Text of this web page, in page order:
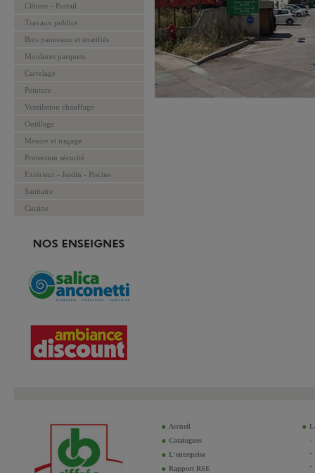
Clôture - Portail
Travaux publics
Bois panneaux et stratifiés
Moulures parquets
Carrelage
Peinture
Ventilation chauffage
Outillage
Mesure et traçage
Protection sécurité
Extérieur - Jardin - Piscine
Sanitaire
Cuisine
Accueil
Catalogues
L'entreprise
Rapport RSE